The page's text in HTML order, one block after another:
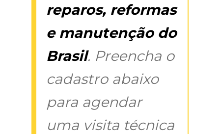
reparos, reformas
e manutenção do
Brasil. Preencha o
cadastro abaixo
para agendar
uma visita técnica